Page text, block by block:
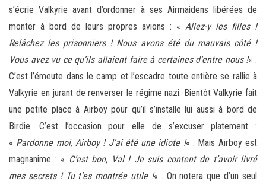
s’écrie Valkyrie avant d’ordonner à ses Airmaidens libérées de
monter à bord de leurs propres avions : « Allez-y les filles !
Relâchez les prisonniers ! Nous avons été du mauvais côté !
Vous avez vu ce qu’ils allaient faire à certaines d’entre nous !« .
C’est l’émeute dans le camp et l’escadre toute entière se rallie à
Valkyrie en jurant de renverser le régime nazi. Bientôt Valkyrie fait
une petite place à Airboy pour qu’il s’installe lui aussi à bord de
Birdie. C’est l’occasion pour elle de s’excuser platement :
« Pardonne moi, Airboy ! J’ai été une idiote !« . Mais Airboy est
magnanime : « C’est bon, Val ! Je suis content de t’avoir livré
mes secrets ! Tu t’es montrée utile !« . On notera que d’un seul